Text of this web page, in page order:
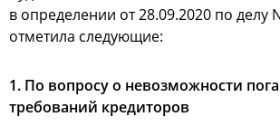
в определении от 28.09.2020 по делу
отметила следующие:
1. По вопросу о невозможности
требований кредиторов